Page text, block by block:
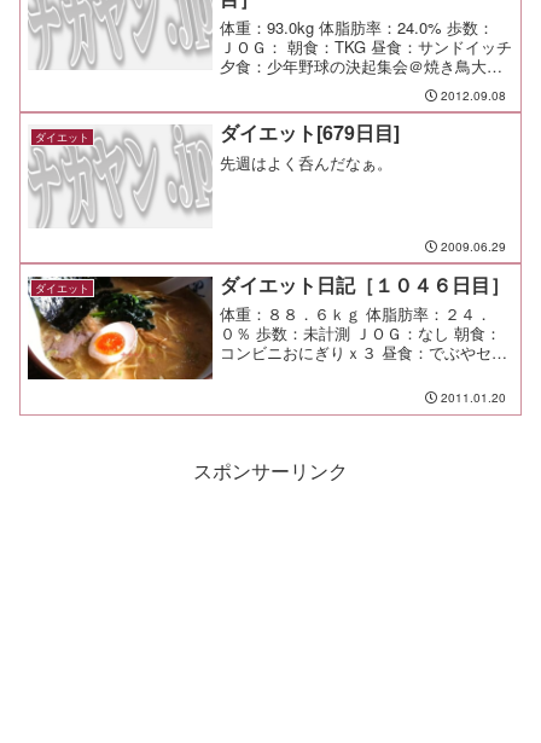
体重：93.0kg 体脂肪率：24.0% 歩数：
ＪＯＧ： 朝食：TKG 昼食：サンドイッチ
夕食：少年野球の決起集会＠焼き鳥大吉
間食： メモ：もしや軽度の肉離れを起こ
2012.09.08
ダイエット ダイエット[679日目]
先週はよく呑んだなぁ。
2009.06.29
ダイエット ダイエット日記［１０４６日目］
体重：８８．６ｋｇ 体脂肪率：２４．
０％ 歩数：未計測 ＪＯＧ：なし 朝食：
コンビニおにぎりｘ３ 昼食：でぶやセッ
シロー 間食： メモ：今日はパパがお迎
え。
2011.01.20
スポンサーリンク